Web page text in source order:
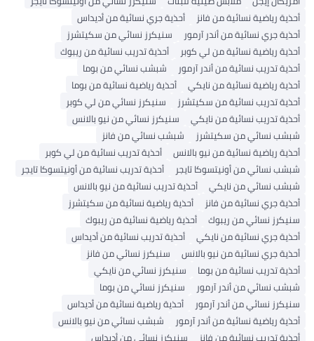
أحذية رياضية نسائية من فانز
أحذية جري نسائية من أديداس
أحذية جري نسائية من أندر آرمور
سنيكرز نسائي من سكيتشرز
أحذية رياضية نسائية من لي كوبر
أحذية تدريب نسائية من ريبوك
أحذية تدريب نسائية من أندر آرمور
شبشب نسائي من بوما
أحذية رياضية نسائية من نايكي
أحذية رياضية نسائية من بوما
أحذية تدريب نسائية من سكيتشرز
سنيكرز نسائي من لي كوبر
أحذية تدريب نسائية من نايكي
سنيكرز نسائي من نيو بالانس
شبشب نسائي من سكيتشرز
شبشب نسائي من فانز
أحذية رياضية نسائية من نيو بالانس
أحذية تدريب نسائية من لي كوبر
شبشب نسائي من أونيتسوكا تايجر
أحذية تدريب نسائية من أونيتسوكا تايجر
شبشب نسائي من نايكي
أحذية تدريب نسائية من نيو بالانس
أحذية جري نسائية من فانز
أحذية رياضية نسائية من سكيتشرز
سنيكرز نسائي من ريبوك
أحذية رياضية نسائية من ريبوك
أحذية جري نسائية من نايكي
أحذية تدريب نسائية من أديداس
أحذية جري نسائية من نيو بالانس
سنيكرز نسائي من فانز
أحذية تدريب نسائية من بوما
سنيكرز نسائي من نايكي
شبشب نسائي من أندر آرمور
سنيكرز نسائي من بوما
سنيكرز نسائي من أندر آرمور
أحذية رياضية نسائية من أديداس
أحذية رياضية نسائية من أندر آرمور
شبشب نسائي من نيو بالانس
أحذية تدريب نسائية من فانز
سنيكرز نسائي من أديداس